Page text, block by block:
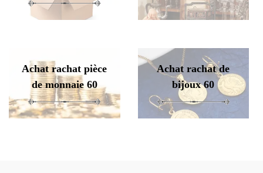
Achat rachat pièce
de monnaie 60
Achat rachat de
bijoux 60